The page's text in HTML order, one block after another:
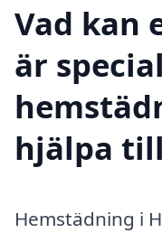
Vad kan
är
hjälpa
Hemstädning i